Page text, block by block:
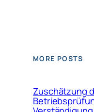
MORE POSTS
Zuschätzung